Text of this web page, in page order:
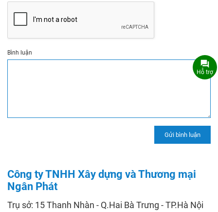
Bình luận
Công ty TNHH Xây dựng và Thương mại
Ngân Phát
Trụ sở: 15 Thanh Nhàn - Q.Hai Bà Trưng - TP.Hà Nội
Hỗ trợ